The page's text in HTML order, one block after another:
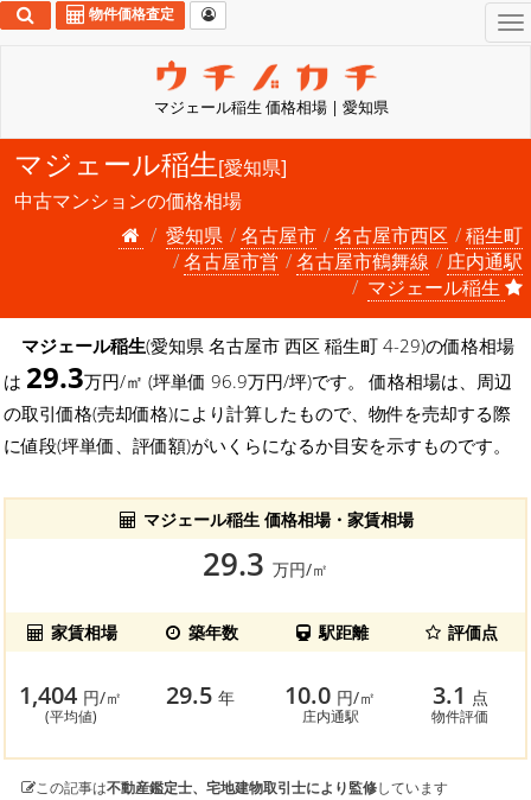
マジェール稲生 価格相場 | 愛知県
物件価格査定
マジェール稲生[愛知県]
中古マンションの価格相場
愛知県
名古屋市 名古屋市西区
稲生町
名古屋市営
名古屋市鶴舞線
庄内通駅
マジェール稲生
マジェール稲生(愛知県 名古屋市 西区 稲生町 4-29)の価格相場
は 29.3万円/㎡ (坪単価 96.9万円/坪)です。 価格相場は、周辺
の取引価格(売却価格)により計算したもので、物件を売却する際
に値段(坪単価、評価額)がいくらになるか目安を示すものです。
マジェール稲生 価格相場・家賃相場
29.3 万円/㎡
家賃相場 築年数 駅距離 評価点
1,404 円/㎡
(平均値)
29.5年 10.0 円/㎡
庄内通駅
3.1 点
物件評価
この記事は不動産鑑定士、宅地建物取引士により監修しています